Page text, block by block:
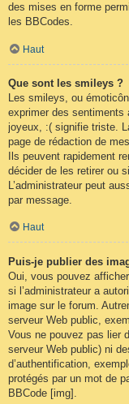
des mises en forme
les BBCodes.
Haut
Que sont les smileys ?
Les smileys, ou
exprimer des
joyeux, :( signifie triste.
page de rédaction de
Ils peuvent rapidement
décider de les retirer ou
L’administrateur peut
par message.
Haut
Puis-je publier des
Oui, vous pouvez
si l’administrateur a
image sur le forum.
serveur Web public,
Vous ne pouvez pas lier
serveur Web public) ni
d’authentification,
protégés par un mot de
BBCode [img].